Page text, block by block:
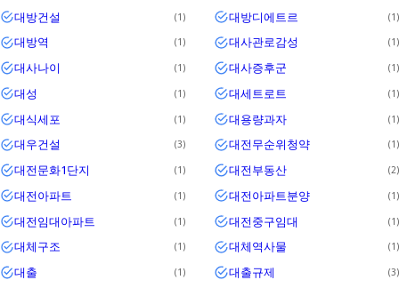
대방건설 1 대방디에트르 1
대방역 1 대사관로감성 1
대사나이 1 대사증후군 1
대성 1 대세트로트 1
대식세포 1 대용량과자 1
대우건설 3 대전무순위청약 1
대전문화1단지 1 대전부동산 2
대전아파트 1 대전아파트분양 1
대전임대아파트 1 대전중구임대 1
대체구조 1 대체역사물 1
대출 1 대출규제 3